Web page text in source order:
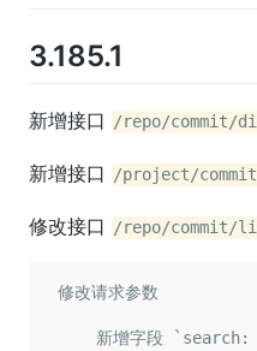
3.185.1
新增接口 /repo/commit/
新增接口 /project/
修改接口 /repo/commit/
修改请求参数
新增字段 `search: